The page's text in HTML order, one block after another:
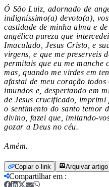
Ó São Luiz, adornado de
indigníssimo(a) devoto(a),
castidade de minha alma e
angélica pureza que
Imaculado, Jesus Cristo, e
virgens, e que me preserveis
permitais que eu me manche
mas, quando me virdes em
afastai de meu coração todos
imundos e, despertando em
de Jesus crucificado, imprimi
o sentimento do santo temor
divino, fazei que, imitando-
gozar a Deus no céu.
Amém.
Copiar o link Arquivar artigo
Compartilhar em :